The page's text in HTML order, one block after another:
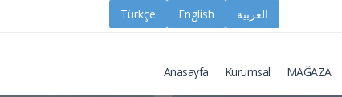
Anasayfa Kurumsal MAĞAZA